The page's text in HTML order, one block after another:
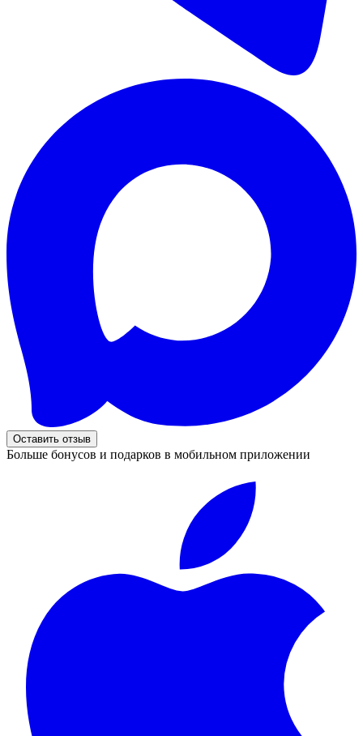
Оставить отзыв
Больше бонусов и подарков в мобильном приложении